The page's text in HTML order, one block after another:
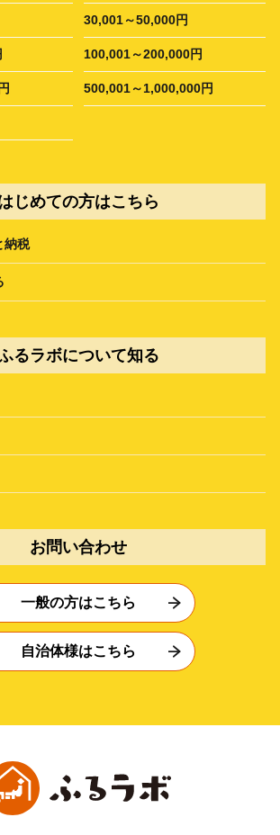
30,001～50,000円
100,001～200,000円
500,001～1,000,000円
じめての方はこちら
納税
るラボについて知る
お問い合わせ
一般の方はこちら
自治体様はこちら